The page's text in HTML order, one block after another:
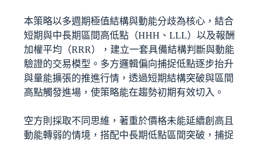
本策略以多週期極值結構與動能分歧為核心，結合
短期與中長期區間高低點（HHH、LLL）以及報酬
加權平均（RRR），建立一套具備結構判斷與動能
驗證的交易模型。多方邏輯偏向捕捉低點逐步抬升
與量能擴張的推進行情，透過短期結構突破與區間
高點觸發進場，使策略能在趨勢初期有效切入。
空方則採取不同思維，著重於價格未能延續創高且
動能轉弱的情境，搭配中長期低點區間突破，捕捉